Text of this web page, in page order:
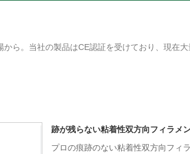
から。当社の製品はCE認証を受けており、現在
跡が残らない粘着性双方向フィラメ
プロの痕跡のない粘着性双方向フィ